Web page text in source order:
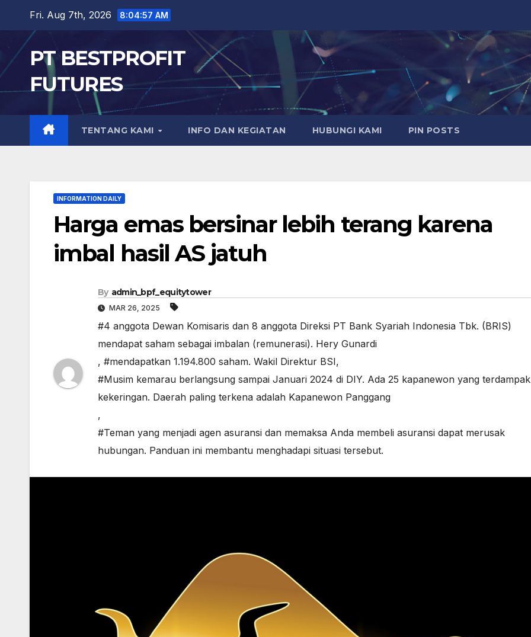
content
Fri. Aug 7th, 2026 8:04:58 AM
PT BESTPROFIT
FUTURES
TENTANG KAMI INFO DAN KEGIATAN HUBUNGI KAMI PIN POSTS
INFORMATION DAILY
Harga emas bersinar lebih terang karena
imbal hasil AS jatuh
By admin_bpf_equitytower
MAR 26, 2025
#4 anggota Dewan Komisaris dan 8 anggota Direksi PT Bank Syariah Indonesia Tbk. (BRIS)
mendapat saham sebagai imbalan (remunerasi). Hery Gunardi
, #mendapatkan 1.194.800 saham. Wakil Direktur BSI,
#Musim kemarau berlangsung sampai Januari 2024 di DIY. Ada 25 kapanewon yang terdampak
kekeringan. Daerah paling terkena adalah Kapanewon Panggang
,
#Teman yang menjadi agen asuransi dan memaksa Anda membeli asuransi dapat merusak
hubungan. Panduan ini membantu menghadapi situasi tersebut.